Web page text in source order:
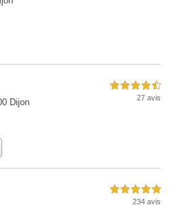
Dijon
4,5 étoiles sur 5
27 avis
5,0 étoiles sur 5
234 avis